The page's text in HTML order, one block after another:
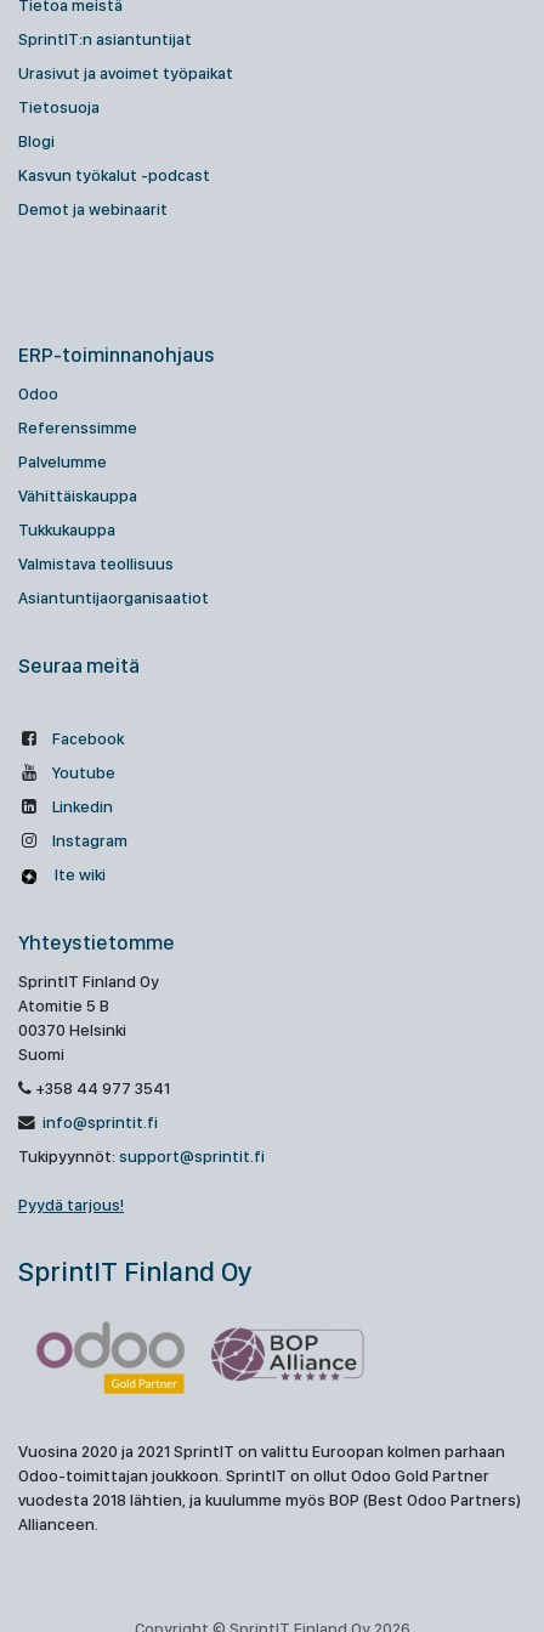
Tietoa meistä
SprintIT:n asiantuntijat
Urasivut ja avoimet työpaikat
Tietosuoja
Blogi
Kasvun työkalut -podcast
Demot ja webinaarit
ERP-toiminnanohjaus
Odoo
Referenssimme
Palvelumme
Vähittäiskauppa
Tukkukauppa
Valmistava teollisuus
Asiantuntijaorganisaatiot
Seuraa meitä
Facebook
Youtube
Linkedin
Instagram
Ite wiki
Yhteystietomme
SprintIT Finland Oy
Atomitie 5 B
00370 Helsinki
Suomi
+358 44 977 3541
info@sprintit.fi
Tukipyynnöt: support@sprintit.fi
Pyydä tarjous!
SprintIT Finland Oy
Vuosina 2020 ja 2021 SprintIT on valittu Euroopan kolmen parhaan
Odoo-toimittajan joukkoon. SprintIT on ollut Odoo Gold Partner
vuodesta 2018 lähtien, ja kuulumme myös BOP (Best Odoo Partners)
Allianceen.
Copyright © SprintIT Finland Oy 2026